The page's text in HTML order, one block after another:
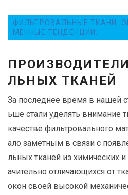
ФИЛЬТРОВАЛЬНЫЕ ТКАНИ.
МЕННЫЕ ТЕНДЕНЦИИ.
ЛЬНЫХ ТКАНЕЙ
За последнее время в нашей
ьше стали уделять внимание
качестве фильтровального
ало заметным в связи с
льных тканей из химических
ачительно отличающихся от
окон своей высокой